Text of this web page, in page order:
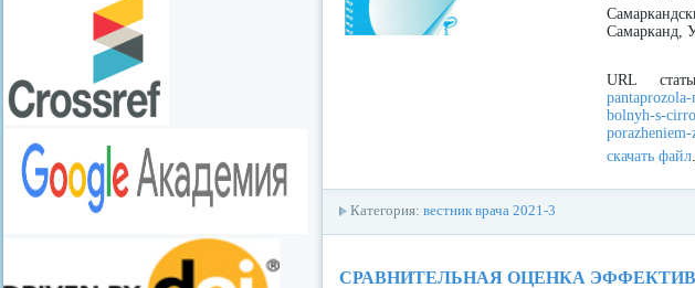
Самарканд,
URL
bolnyh-s-
скачать файл
Категория: вестник врача 2021-3
СРАВНИТЕЛЬНАЯ ОЦЕНКА